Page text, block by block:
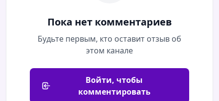
Пока нет комментариев
Будьте первым, кто оставит отзыв об
этом канале
Войти, чтобы
комментировать